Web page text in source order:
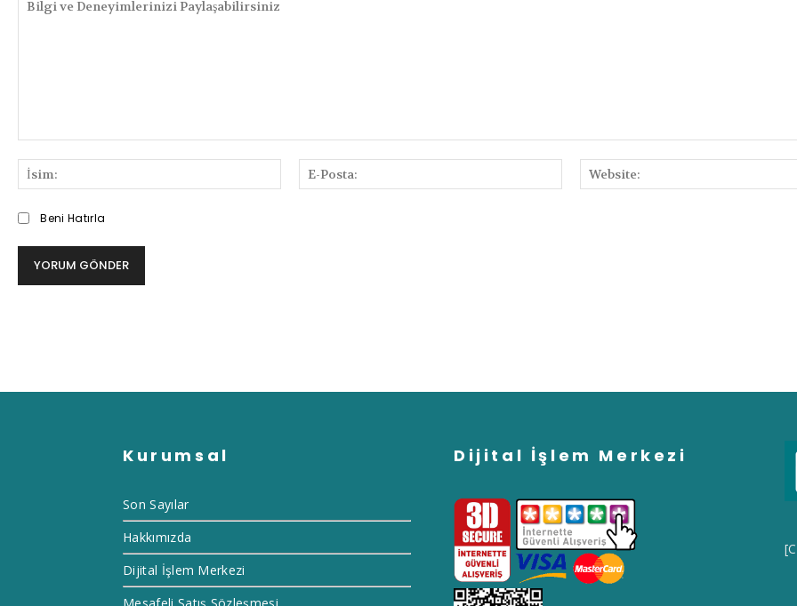
ve
Deneyimlerinizi
İsim:
Posta:
Beni Hatırla
Kurumsal
Son Sayılar
Hakkımızda
Dijital İşlem Merkezi
Dijital İşlem Merkezi